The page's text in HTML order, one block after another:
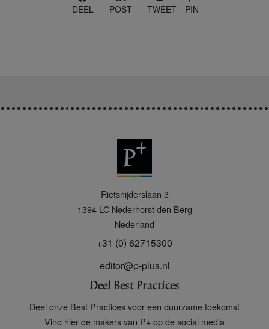
DEEL POST TWEET PIN
Rietsnijderslaan 3
1394 LC Nederhorst den Berg
Nederland
+31 (0) 62715300
editor@p-plus.nl
Deel Best Practices
Deel onze Best Practices voor een duurzame toekomst
Vind hier de makers van P+ op de social media